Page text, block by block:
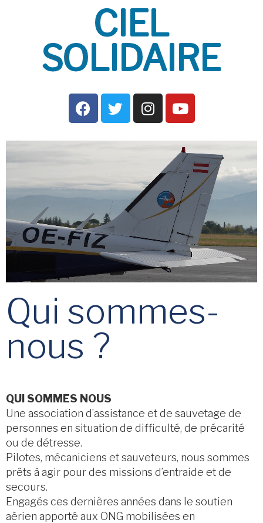
CIEL
SOLIDAIRE
Qui sommes-
nous ?
QUI SOMMES NOUS
Une association d’assistance et de sauvetage de
personnes en situation de difficulté, de précarité
ou de détresse.
Pilotes, mécaniciens et sauveteurs, nous sommes
prêts à agir pour des missions d’entraide et de
secours.
Engagés ces dernières années dans le soutien
aérien apporté aux ONG mobilisées en